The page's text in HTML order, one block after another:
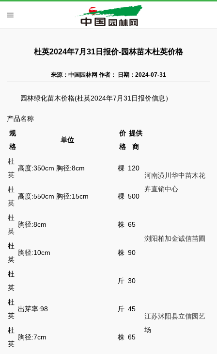
杜英2024年7月31日报价-园林苗木杜英价格
来源：中国园林网 作者： 日期：2024-07-31
园林绿化苗木价格(杜英2024年7月31日报价信息）
产品名称
规
格
单位
价
格
提供
商
杜
英
高度:350cm 胸径:8cm 棵 120
河南潢川华中苗木花
卉直销中心
杜
英
高度:550cm 胸径:15cm 棵 500
杜
英
胸径:8cm 株 65
浏阳柏加金诚信苗圃
杜
英
胸径:10cm 株 90
杜
英
斤 30
江苏沭阳县立信园艺
场
杜
英
出芽率:98 斤 45
杜
英
胸径:7cm 株 65